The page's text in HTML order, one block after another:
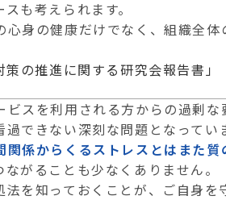
も考えられます。
身の健康だけでなく、組織全
の推進に関する研究会報告書」
スを利用される方からの過剰
できない深刻な問題となってい
係からくるストレスとはまた
がることも少なくありません。
を知っておくことが、ご自身を